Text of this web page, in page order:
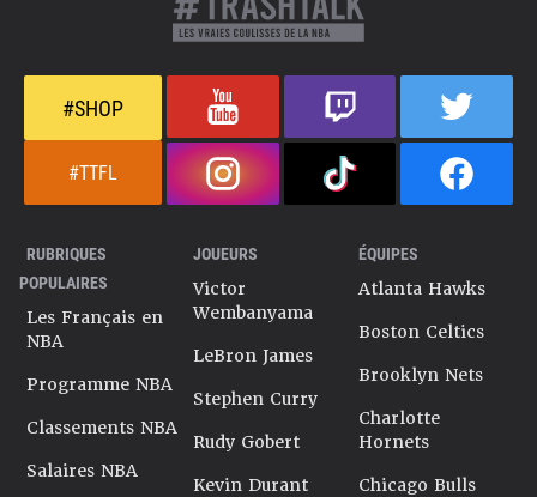
#SHOP
#TTFL
RUBRIQUES
POPULAIRES
Les Français en
NBA
Programme NBA
Classements NBA
Salaires NBA
JOUEURS
Victor
Wembanyama
LeBron James
Stephen Curry
Rudy Gobert
Kevin Durant
ÉQUIPES
Atlanta Hawks
Boston Celtics
Brooklyn Nets
Charlotte
Hornets
Chicago Bulls